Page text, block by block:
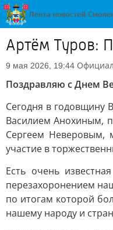
Артём Туров:
9 мая 2026, 19:44
Поздравляю с Днем
Сегодня в годовщину
Василием Анохиным,
Сергеем Неверовым,
участие в
Есть очень
перезахоронением
по итогам которой
нашему народу и